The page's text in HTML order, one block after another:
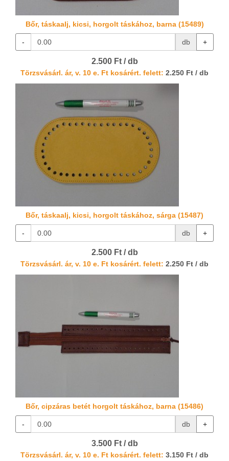
Bőr, táskaalj, kicsi, horgolt táskához, barna (15489)
- db +
2.500 Ft / db
Törzsvásárl. ár, v. 10 e. Ft kosárért. felett: 2.250 Ft / db
Bőr, táskaalj, kicsi, horgolt táskához, sárga (15487)
- db +
2.500 Ft / db
Törzsvásárl. ár, v. 10 e. Ft kosárért. felett: 2.250 Ft / db
Bőr, cipzáras betét horgolt táskához, barna (15486)
- db +
3.500 Ft / db
Törzsvásárl. ár, v. 10 e. Ft kosárért. felett: 3.150 Ft / db